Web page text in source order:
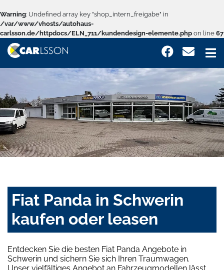
Warning: Undefined array key "shop_intern_freigabe" in
/var/www/vhosts/autohaus-
carlsson.de/httpdocs/ELN_711/kundendesign-elemente.php on line 67
Fiat Panda in Schwerin
kaufen oder leasen
Entdecken Sie die besten Fiat Panda Angebote in
Schwerin und sichern Sie sich Ihren Traumwagen.